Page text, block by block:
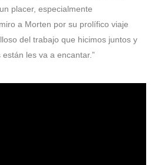
placer, especialmente
a Morten por su prolífico viaje
del trabajo que hicimos juntos y
les va a encantar.”